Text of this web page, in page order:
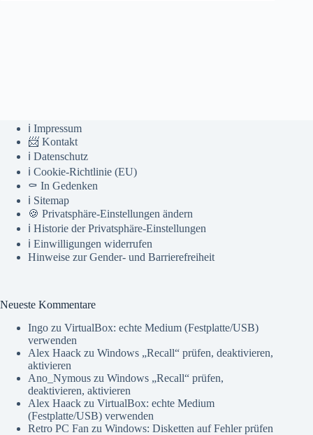
ℹ️ Impressum
📨 Kontakt
ℹ️ Datenschutz
ℹ️ Cookie-Richtlinie (EU)
⚰️ In Gedenken
ℹ️ Sitemap
🍪 Privatsphäre-Einstellungen ändern
ℹ️ Historie der Privatsphäre-Einstellungen
ℹ️ Einwilligungen widerrufen
Hinweise zur Gender- und Barrierefreiheit
Neueste Kommentare
Ingo zu VirtualBox: echte Medium (Festplatte/USB)
verwenden
Alex Haack zu Windows „Recall“ prüfen, deaktivieren,
aktivieren
Ano_Nymous zu Windows „Recall“ prüfen,
deaktivieren, aktivieren
Alex Haack zu VirtualBox: echte Medium
(Festplatte/USB) verwenden
Retro PC Fan zu Windows: Disketten auf Fehler prüfen